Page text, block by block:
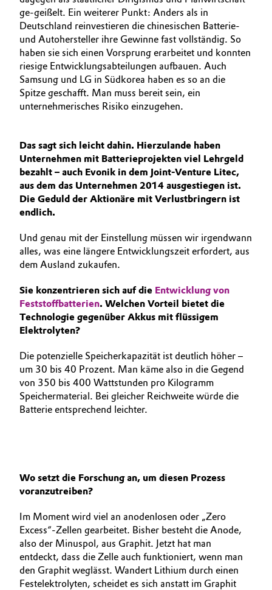
ge-geißelt. Ein weiterer Punkt: Anders als in
Deutschland reinvestieren die chinesischen Batterie-
und Autohersteller ihre Gewinne fast vollständig. So
haben sie sich einen Vorsprung erarbeitet und konnten
riesige Entwicklungsabteilungen aufbauen. Auch
Samsung und LG in Südkorea haben es so an die
Spitze geschafft. Man muss bereit sein, ein
unternehmerisches Risiko einzugehen.
Das sagt sich leicht dahin. Hierzulande haben
Unternehmen mit Batterieprojekten viel Lehrgeld
bezahlt – auch Evonik in dem Joint-Venture Litec,
aus dem das Unternehmen 2014 ausgestiegen ist.
Die Geduld der Aktionäre mit Verlustbringern ist
endlich.
Und genau mit der Einstellung müssen wir irgendwann
alles, was eine längere Entwicklungszeit erfordert, aus
dem Ausland zukaufen.
Sie konzentrieren sich auf die Entwicklung von
Feststoffbatterien. Welchen Vorteil bietet die
Techno­logie gegenüber Akkus mit flüssigem
Elektrolyten?
Die potenzielle Speicherkapazität ist deutlich höher –
um 30 bis 40 Prozent. Man käme also in die Gegend
von 350 bis 400 Wattstunden pro Kilogramm
Speichermaterial. Bei gleicher Reichweite würde die
Batterie entsprechend leichter.
Wo setzt die Forschung an, um diesen Prozess
voranzutreiben?
Im Moment wird viel an anodenlosen oder „Zero
Excess“-Zellen gearbeitet. Bisher besteht die Anode,
also der Minuspol, aus Graphit. Jetzt hat man
entdeckt, dass die Zelle auch funktioniert, wenn man
den ­Graphit weglässt. Wandert Lithium durch einen
Festelektrolyten, scheidet es sich anstatt im Graphit